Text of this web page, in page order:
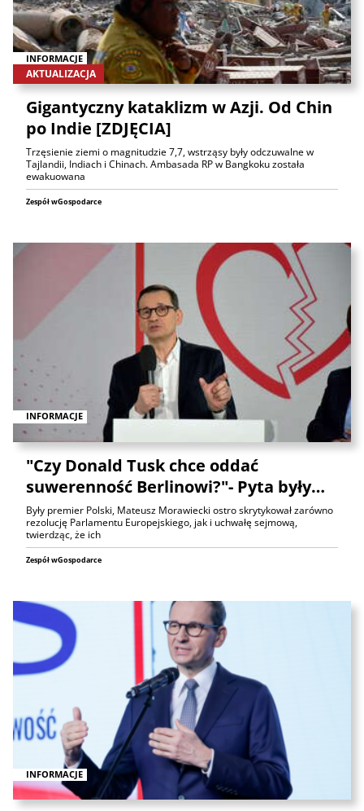
INFORMACJE
AKTUALIZACJA
Gigantyczny kataklizm w Azji. Od Chin
po Indie [ZDJĘCIA]
Trzęsienie ziemi o magnitudzie 7,7, wstrząsy były odczuwalne w
Tajlandii, Indiach i Chinach. Ambasada RP w Bangkoku została
ewakuowana
Zespół wGospodarce
INFORMACJE
"Czy Donald Tusk chce oddać
suwerenność Berlinowi?"- Pyta były…
Były premier Polski, Mateusz Morawiecki ostro skrytykował zarówno
rezolucję Parlamentu Europejskiego, jak i uchwałę sejmową,
twierdząc, że ich
Zespół wGospodarce
INFORMACJE